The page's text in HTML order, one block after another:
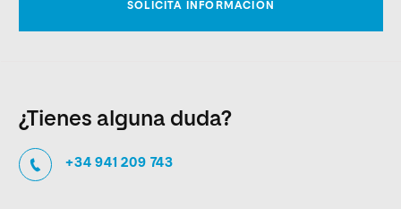
¿Tienes alguna duda?
+34 941 209 743